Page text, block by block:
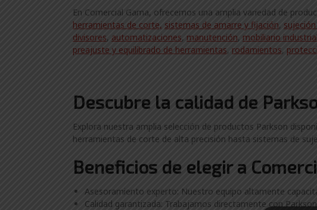
En Comercial Gama, ofrecemos una amplia variedad de
herramientas de corte, sistemas de amarre y fijación,
divisores, automatizaciones, manutención, mobiliario industrial
preajuste y equilibrado de herramientas, rodamientos,
Descubre la calidad de
Explora nuestra amplia selección de productos Parkson
herramientas de corte de alta precisión hasta sistemas de
Beneficios de elegir a
Asesoramiento experto: Nuestro equipo altamente
Calidad garantizada: Trabajamos directamente con